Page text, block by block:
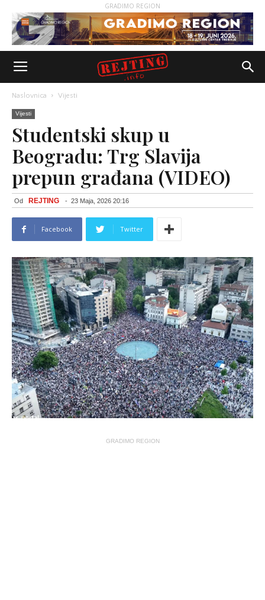
GRADIMO REGION
Naslovnica Vijesti
Vijesti
Studentski skup u
Beogradu: Trg Slavija
prepun građana (VIDEO)
Od REJTING - 23 Maja, 2026 20:16
Facebook Twitter
GRADIMO REGION